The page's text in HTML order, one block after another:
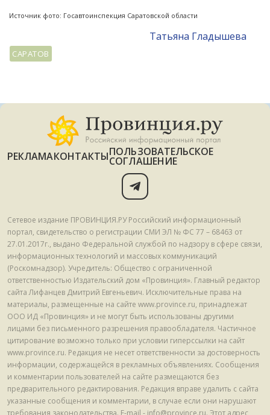
Источник фото: Госавтоинспекция Саратовской области
Татьяна Гладышева
САРАТОВ
РЕКЛАМАКОНТАКТЫПОЛЬЗОВАТЕЛЬСКОЕ
СОГЛАШЕНИЕ
Сетевое издание ПРОВИНЦИЯ.РУ Российский информационный
портал, свидетельство о регистрации СМИ ЭЛ № ФС 77 – 68463 от
27.01.2017г., выдано Федеральной службой по надзору в сфере связи,
информационных технологий и массовых коммуникаций
(Роскомнадзор). Учредитель: Общество с ограниченной
ответственностью Издательский дом «Провинция». Главный редактор
сайта Лифанцев Дмитрий Евгеньевич. Исключительные права на
материалы, размещенные на сайте www.province.ru, принадлежат
ООО ИД «Провинция» и не могут быть использованы другими
лицами без письменного разрешения правообладателя. Частичное
цитирование возможно только при условии гиперссылки на сайт
www.province.ru. Редакция не несет ответственности за достоверность
информации, содержащейся в рекламных объявлениях. Сообщения
и комментарии пользователей на сайте размещаются без
предварительного редактирования. Редакция вправе удалить с сайта
указанные сообщения и комментарии, в случае если они нарушают
требования законодательства. E-mail - info@province.ru. Этот адрес